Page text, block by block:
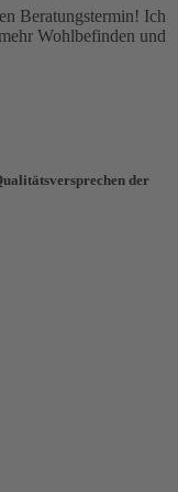
Beratungstermin! Ich
Wohlbefinden und
der